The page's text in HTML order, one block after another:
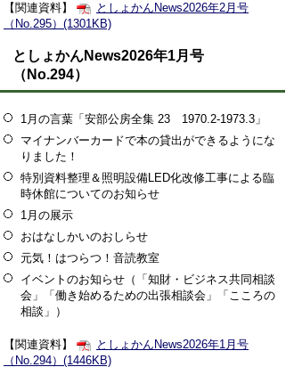
【関連資料】
としょかんNews2026年2月号
（No.295）(1301KB)
としょかんNews2026年1月号
（No.294）
1月の言葉「安部公房全集 23 1970.2-1973.3」
マイナンバーカードで本の貸出ができるようにな
りました！
特別資料整理＆照明設備LED化改修工事による臨
時休館についてのお知らせ
1月の展示
おはなしかいのおしらせ
元気！はつらつ！音読教室
イベントのお知らせ（「知財・ビジネス共同相談
会」「働き始めるための出張相談会」「こころの
相談」）
【関連資料】
としょかんNews2026年1月号
（No.294）(1446KB)